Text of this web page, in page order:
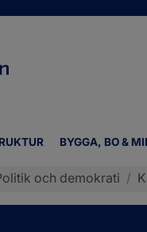
BYGGA, BO &
och demokrati /